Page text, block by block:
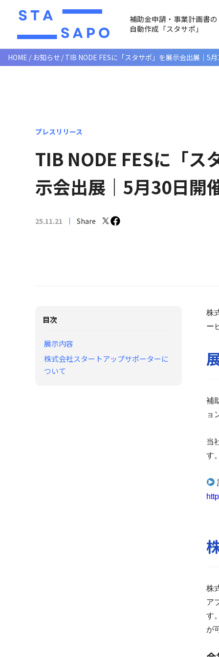
補助金申請・事業計画書の
自動作成「スタサポ」
HOME お知らせ TIB NODE FESに「スタサポ」を展示会出展｜5
プレスリリース
TIB NODE FESに「ス
示会出展｜5月30日開
25.11.21 Share
目次
展示内容
株式会社スタートアップサポーターに
ついて
株
ー
補
ョ
当
す。
株
ア
す
が